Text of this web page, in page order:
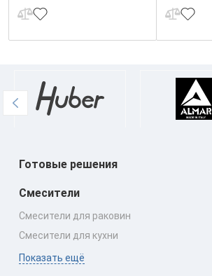
Готовые решения
Смесители
Смесители для раковин
Смесители для кухни
Показать ещё